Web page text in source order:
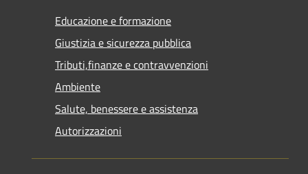
Educazione e formazione
Giustizia e sicurezza pubblica
Tributi,finanze e contravvenzioni
Ambiente
Salute, benessere e assistenza
Autorizzazioni